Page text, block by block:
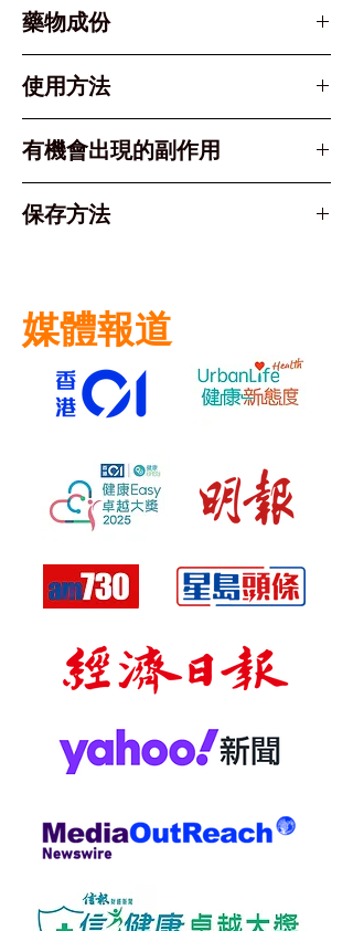
藥物成份
Paracetamol 撲熱息痛
使用方法
勻)
建議劑量
7 - 12 歲：5 - 7.5 ml
12 歲以上：10 ml
服用頻率：每隔 4 小時或以上服
最大劑量：每日最多服5次
有機會出現的副作用
量，因為撲熱息痛過量可能導致
疹、瘙癢、臉部或喉嚨腫脹等過
敏反應，請立即停止服用並尋求
醫療協助。
保存方法
媒體報道